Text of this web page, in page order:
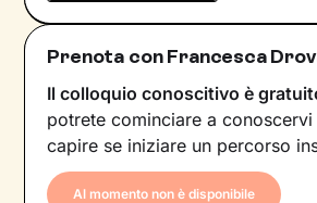
Prenota con Francesca
Il colloquio conoscitivo è
potrete cominciare a
capire se iniziare un percorso
Al momento non è disponibile